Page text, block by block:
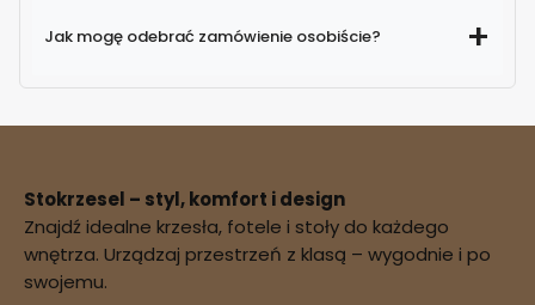
Jak mogę odebrać zamówienie osobiście?
potwierdzenie
dostępności zamówienia
Stokrzesel – styl, komfort i design
Znajdź idealne krzesła, fotele i stoły do każdego
wnętrza. Urządzaj przestrzeń z klasą – wygodnie i po
swojemu.